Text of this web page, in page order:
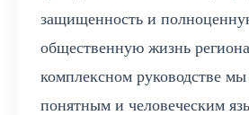
защищенность и
общественную жизнь
комплексном руководстве
понятным и человеческим